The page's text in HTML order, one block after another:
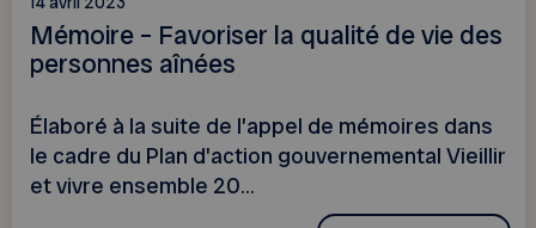
Mémoire – Favoriser la qualité de vie des
personnes aînées
Élaboré à la suite de l’appel de mémoires dans
le cadre du Plan d'action gouvernemental Vieillir
et vivre ensemble 20...